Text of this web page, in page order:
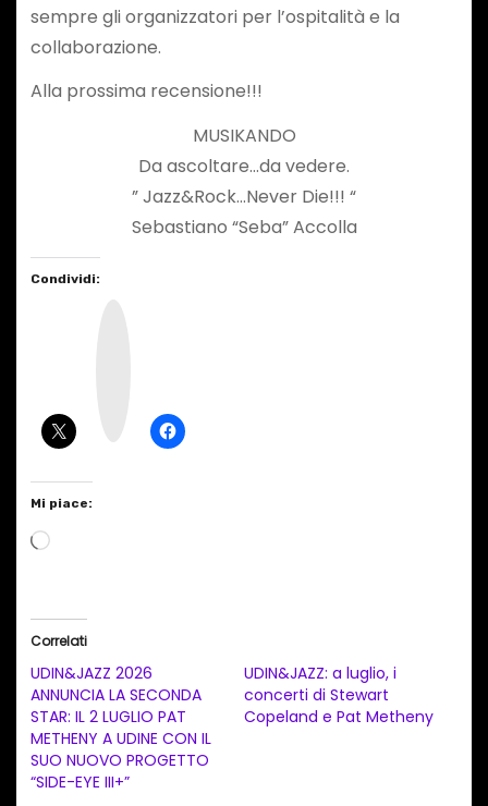
sempre gli organizzatori per l’ospitalità e la
collaborazione.
Alla prossima recensione!!!
MUSIKANDO
Da ascoltare…da vedere.
” Jazz&Rock…Never Die!!! “
Sebastiano “Seba” Accolla
Condividi:
Mi piace:
C
a
m
e
n
Correlati
UDIN&JAZZ 2026
ANNUNCIA LA SECONDA
STAR: IL 2 LUGLIO PAT
METHENY A UDINE CON IL
SUO NUOVO PROGETTO
“SIDE-EYE III+”
UDIN&JAZZ: a luglio, i
concerti di Stewart
Copeland e Pat Metheny